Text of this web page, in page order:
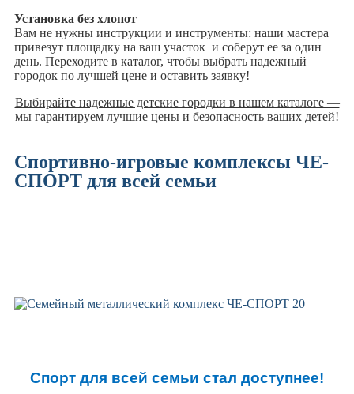
Установка без хлопот
Вам не нужны инструкции и инструменты: наши мастера
привезут площадку на ваш участок и соберут ее за один
день. Переходите в каталог, чтобы выбрать надежный
городок по лучшей цене и оставить заявку!
Выбирайте надежные детские городки в нашем каталоге —
мы гарантируем лучшие цены и безопасность ваших детей!
Спортивно-игровые комплексы ЧЕ-
СПОРТ для всей семьи
Спорт для всей семьи стал доступнее!